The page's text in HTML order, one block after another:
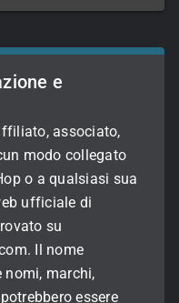
e
associato,
modo collegato
o a qualsiasi sua
ufficiale di
su
Il nome
nomi, marchi,
essere